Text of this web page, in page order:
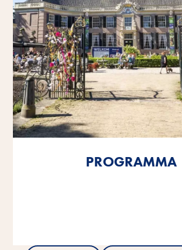
PROGRAMMA
PROGRAMMA
PROGRAMMA